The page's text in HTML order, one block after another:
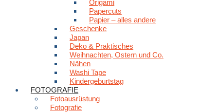
Origami
Papercuts
Papier – alles andere
Geschenke
Japan
Deko & Praktisches
Weihnachten, Ostern und Co.
Nähen
Washi Tape
Kindergeburtstag
FOTOGRAFIE
Fotoausrüstung
Fotografie